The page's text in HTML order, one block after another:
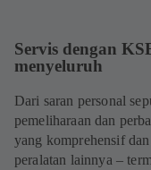
Servis dengan
menyeluruh
Dari saran personal
pemeliharaan dan
yang komprehensif
peralatan lainnya –